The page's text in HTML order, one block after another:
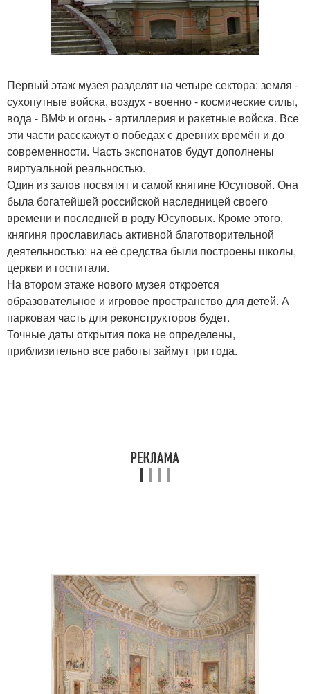
Первый этаж музея разделят на четыре сектора: земля -
сухопутные войска, воздух - военно - космические силы,
вода - ВМФ и огонь - артиллерия и ракетные войска. Все
эти части расскажут о победах с древних времён и до
современности. Часть экспонатов будут дополнены
виртуальной реальностью.
Один из залов посвятят и самой княгине Юсуповой. Она
была богатейшей российской наследницей своего
времени и последней в роду Юсуповых. Кроме этого,
княгиня прославилась активной благотворительной
деятельностью: на её средства были построены школы,
церкви и госпитали.
На втором этаже нового музея откроется
образовательное и игровое пространство для детей. А
парковая часть для реконструкторов будет.
Точные даты открытия пока не определены,
приблизительно все работы займут три года.